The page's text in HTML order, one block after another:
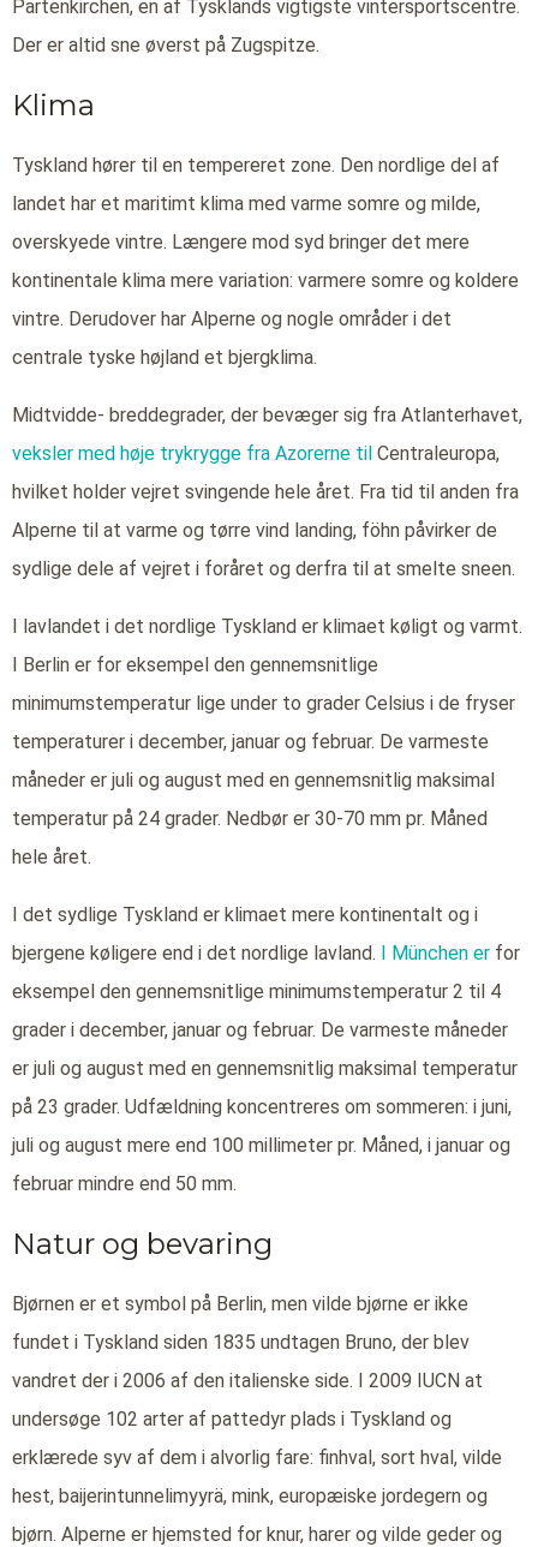
Partenkirchen, en af Tysklands vigtigste vintersportscentre.
Der er altid sne øverst på Zugspitze.
Klima
Tyskland hører til en tempereret zone. Den nordlige del af
landet har et maritimt klima med varme somre og milde,
overskyede vintre. Længere mod syd bringer det mere
kontinentale klima mere variation: varmere somre og koldere
vintre. Derudover har Alperne og nogle områder i det
centrale tyske højland et bjergklima.
Midtvidde- breddegrader, der bevæger sig fra Atlanterhavet,
veksler med høje trykrygge fra Azorerne til Centraleuropa,
hvilket holder vejret svingende hele året. Fra tid til anden fra
Alperne til at varme og tørre vind landing, föhn påvirker de
sydlige dele af vejret i foråret og derfra til at smelte sneen.
I lavlandet i det nordlige Tyskland er klimaet køligt og varmt.
I Berlin er for eksempel den gennemsnitlige
minimumstemperatur lige under to grader Celsius i de fryser
temperaturer i december, januar og februar. De varmeste
måneder er juli og august med en gennemsnitlig maksimal
temperatur på 24 grader. Nedbør er 30-70 mm pr. Måned
hele året.
I det sydlige Tyskland er klimaet mere kontinentalt og i
bjergene køligere end i det nordlige lavland. I München er for
eksempel den gennemsnitlige minimumstemperatur 2 til 4
grader i december, januar og februar. De varmeste måneder
er juli og august med en gennemsnitlig maksimal temperatur
på 23 grader. Udfældning koncentreres om sommeren: i juni,
juli og august mere end 100 millimeter pr. Måned, i januar og
februar mindre end 50 mm.
Natur og bevaring
Bjørnen er et symbol på Berlin, men vilde bjørne er ikke
fundet i Tyskland siden 1835 undtagen Bruno, der blev
vandret der i 2006 af den italienske side. I 2009 IUCN at
undersøge 102 arter af pattedyr plads i Tyskland og
erklærede syv af dem i alvorlig fare: finhval, sort hval, vilde
hest, baijerintunnelimyyrä, mink, europæiske jordegern og
bjørn. Alperne er hjemsted for knur, harer og vilde geder og